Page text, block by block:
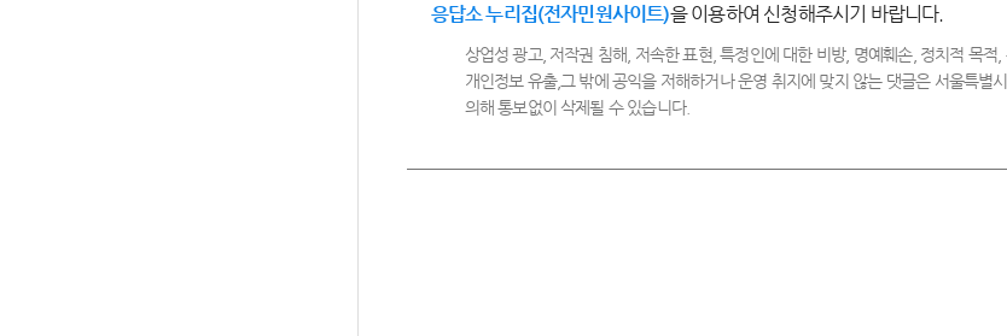
응답소 누리집(전자민원사이트)을 이용하여 신청해주시기 바랍니다.
상업성 광고, 저작권 침해, 저속한 표현, 특정인에 대한 비방, 명예훼손, 정치적 목적,
개인정보 유출,그 밖에 공익을 저해하거나 운영 취지에 맞지 않는 댓글은 서울특별
의해 통보없이 삭제될 수 있습니다.